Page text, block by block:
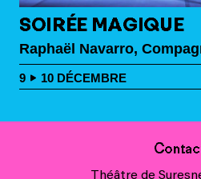
SOIRÉE MAGIQUE
Raphaël Navarro,
9 10 DÉCEMBRE
Théâtre de